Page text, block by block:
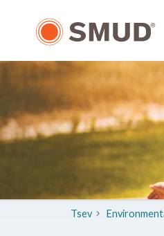
Ntsiab
Ceeb
Tsev